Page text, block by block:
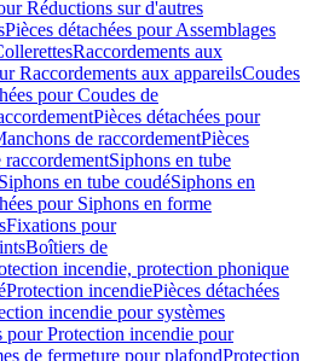
Réductions sur d'autres
Pièces détachées pour Assemblages
Raccordements aux
Raccordements aux appareilsCoudes
pour Coudes de
Pièces détachées pour
de raccordementPièces
raccordementSiphons en tube
en tube coudéSiphons en
pour Siphons en forme
Fixations pour
Boîtiers de
incendie, protection phonique
Protection incendiePièces détachées
incendie pour systèmes
pour Protection incendie pour
de fermeture pour plafondProtection